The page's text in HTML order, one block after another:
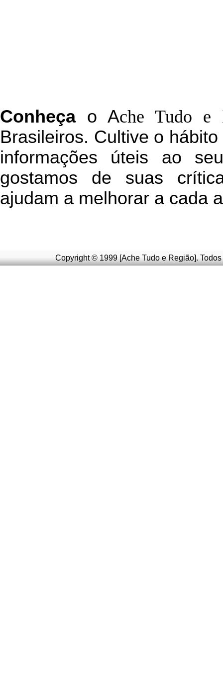
Conheçao Ache Tudo e
Brasileiros. Cultive o
informações úteis ao
gostamos de suas
ajudam a melhorar a cada
Copyright © 1999 [Ache Tudo e Região].